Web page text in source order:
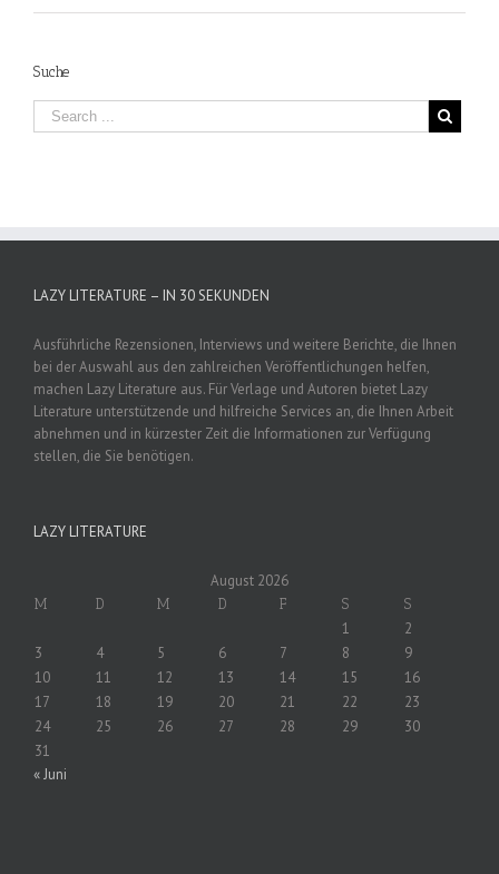
Suche
LAZY LITERATURE – IN 30 SEKUNDEN
Ausführliche Rezensionen, Interviews und weitere Berichte, die Ihnen
bei der Auswahl aus den zahlreichen Veröffentlichungen helfen,
machen Lazy Literature aus. Für Verlage und Autoren bietet Lazy
Literature unterstützende und hilfreiche Services an, die Ihnen Arbeit
abnehmen und in kürzester Zeit die Informationen zur Verfügung
stellen, die Sie benötigen.
LAZY LITERATURE
August 2026
M D M D F S S
1
2
3
4 5 6 7 8
9
10
11 12 13 14 15
16
17
18 19 20 21 22
23
24
25 26 27 28 29
30
31
« Juni